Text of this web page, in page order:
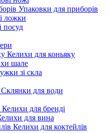
Упаковки для приборів
ложки
посуд
Келихи для коньяку
шале
зі скла
Склянки для води
Келихи для бренді
для вина
Келихи для коктейлів